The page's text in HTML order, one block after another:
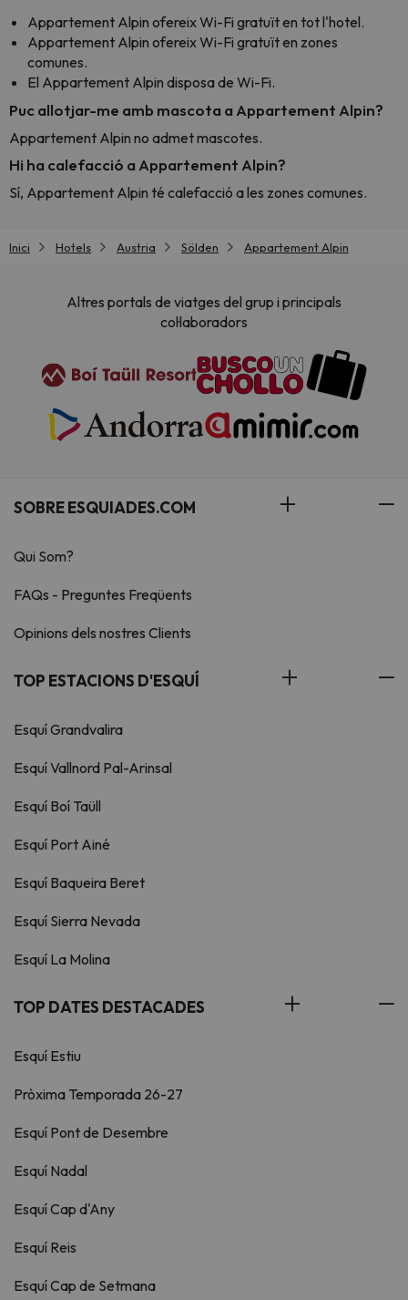
Appartement Alpin ofereix Wi-Fi gratuït en tot l'hotel.
Appartement Alpin ofereix Wi-Fi gratuït en zones
comunes.
El Appartement Alpin disposa de Wi-Fi.
Puc allotjar-me amb mascota a Appartement Alpin?
Appartement Alpin no admet mascotes.
Hi ha calefacció a Appartement Alpin?
Sí, Appartement Alpin té calefacció a les zones comunes.
Inici Hotels Austria Sölden Appartement Alpin
Altres portals de viatges del grup i principals
col·laboradors
SOBRE ESQUIADES.COM
Qui Som?
FAQs - Preguntes Freqüents
Opinions dels nostres Clients
TOP ESTACIONS D'ESQUÍ
Esquí Grandvalira
Esquí Vallnord Pal-Arinsal
Esquí Boí Taüll
Esquí Port Ainé
Esquí Baqueira Beret
Esquí Sierra Nevada
Esquí La Molina
TOP DATES DESTACADES
Esquí Estiu
Pròxima Temporada 26-27
Esquí Pont de Desembre
Esquí Nadal
Esquí Cap d'Any
Esquí Reis
Esquí Cap de Setmana